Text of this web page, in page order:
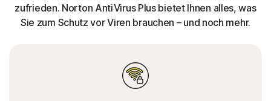
zufrieden. Norton AntiVirus Plus bietet Ihnen alles, was
Sie zum Schutz vor Viren brauchen – und noch mehr.